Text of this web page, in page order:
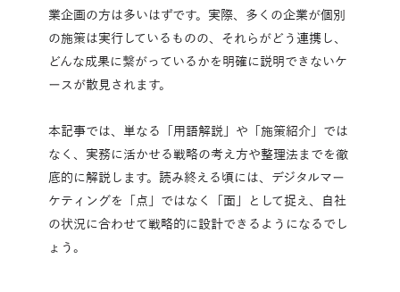
業企画の方は多いはずです。実際、多くの企業が個別
の施策は実行しているものの、それらがどう連携し、
どんな成果に繋がっているかを明確に説明できないケ
ースが散見されます。
本記事では、単なる「用語解説」や「施策紹介」では
なく、実務に活かせる戦略の考え方や整理法までを徹
底的に解説します。読み終える頃には、デジタルマー
ケティングを「点」ではなく「面」として捉え、自社
の状況に合わせて戦略的に設計できるようになるでし
ょう。